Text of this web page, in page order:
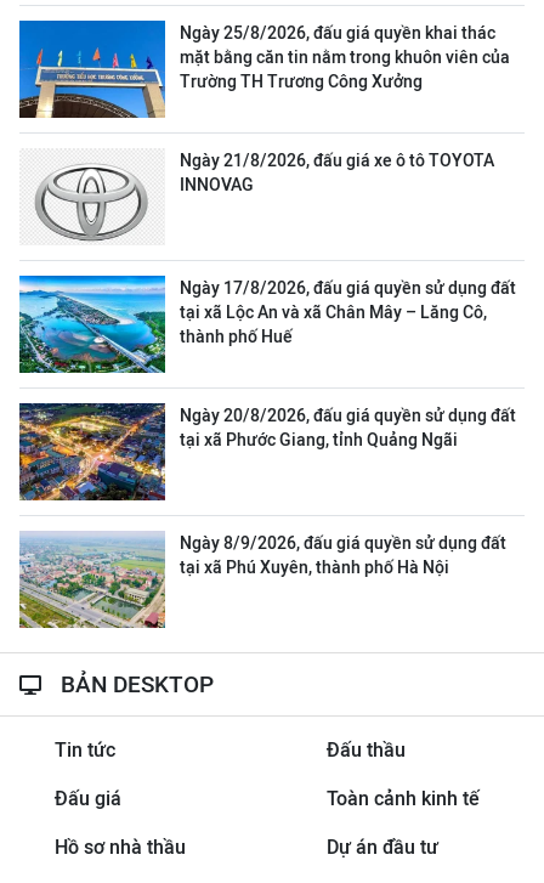
Ngày 25/8/2026, đấu giá quyền khai thác
mặt bằng căn tin nằm trong khuôn viên của
Trường TH Trương Công Xưởng
Ngày 21/8/2026, đấu giá xe ô tô TOYOTA
INNOVAG
Ngày 17/8/2026, đấu giá quyền sử dụng đất
tại xã Lộc An và xã Chân Mây – Lăng Cô,
thành phố Huế
Ngày 20/8/2026, đấu giá quyền sử dụng đất
tại xã Phước Giang, tỉnh Quảng Ngãi
Ngày 8/9/2026, đấu giá quyền sử dụng đất
tại xã Phú Xuyên, thành phố Hà Nội
BẢN DESKTOP
Tin tức Đấu thầu
Đấu giá Toàn cảnh kinh tế
Hồ sơ nhà thầu Dự án đầu tư